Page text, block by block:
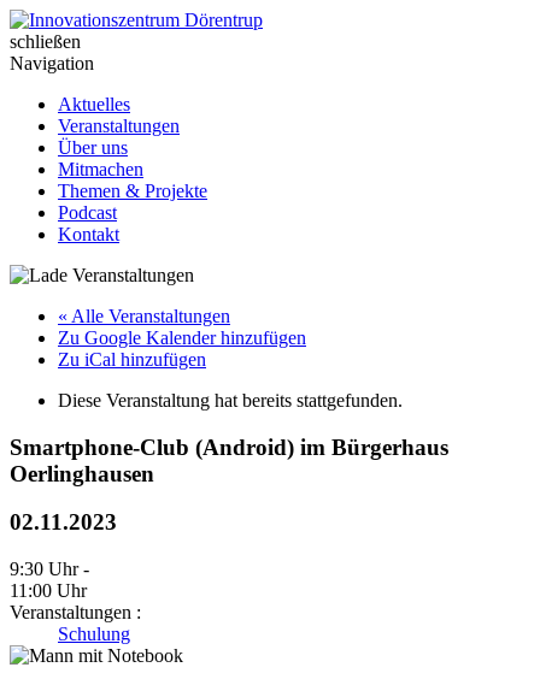
Skip
to
content
Innovationszentrum Dörentrup
schließen
Navigation
Aktuelles
Veranstaltungen
Über uns
Mitmachen
Themen & Projekte
Podcast
Kontakt
« Alle Veranstaltungen
Zu Google Kalender hinzufügen
Zu iCal hinzufügen
Diese Veranstaltung hat bereits stattgefunden.
Smartphone-Club (Android) im Bürgerhaus
Oerlinghausen
02.11.2023
9:30 Uhr -
11:00 Uhr
Veranstaltungen :
Schulung